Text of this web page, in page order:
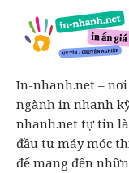
In-nhanh.net –
ngành in nhanh
nhanh.net tự tin
đầu tư máy móc
để mang đến